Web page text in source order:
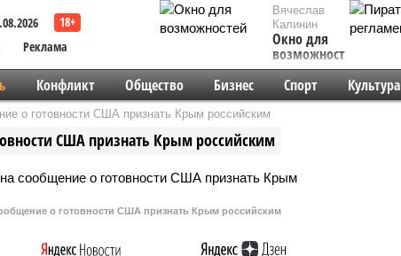
Реклама
Вячеслав
Калинин
Окно для
возможностей
Конфликт Общество Бизнес Спорт Культура
о готовности США признать Крым российским
США признать Крым российским
о готовности США признать Крым российским